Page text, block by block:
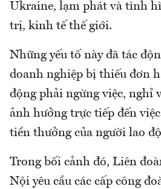
Ukraine, lạm phát và tình
trị, kinh tế thế giới.
Những yếu tố này đã tác
doanh nghiệp bị thiếu đơn
động phải ngừng việc, nghỉ
ảnh hưởng trực tiếp đến
tiền thưởng của người lao
Trong bối cảnh đó, Liên
Nội yêu cầu các cấp công